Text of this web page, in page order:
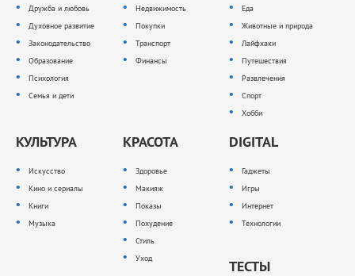
Дружба и любовь
Духовное развитие
Законодательство
Образование
Психология
Семья и дети
Недвижимость
Покупки
Транспорт
Финансы
Еда
Животные и природа
Лайфхаки
Путешествия
Развлечения
Спорт
Хобби
КУЛЬТУРА
Искусство
Кино и сериалы
Книги
Музыка
КРАСОТА
Здоровье
Макияж
Показы
Похудение
Стиль
Уход
DIGITAL
Гаджеты
Игры
Интернет
Технологии
ТЕСТЫ